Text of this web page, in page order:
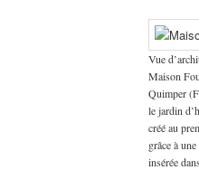
Vue
Maison
Quimper
le jardin
créé au
grâce à
insérée